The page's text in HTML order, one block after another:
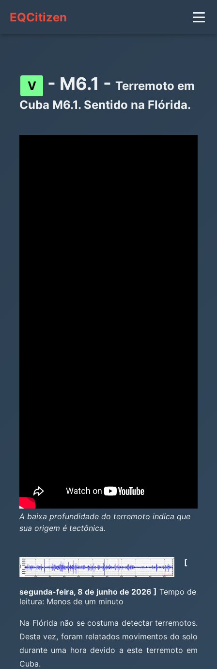
EQCitizen
V - M6.1 - Terremoto em
Cuba M6.1. Sentido na Flórida.
A baixa profundidade do terremoto indica que
sua origem é tectônica.
[
segunda-feira, 8 de junho de 2026 ] Tempo de
leitura: Menos de um minuto
Na Flórida não se costuma detectar terremotos.
Desta vez, foram relatados movimentos do solo
durante uma hora devido a este terremoto em
Cuba.